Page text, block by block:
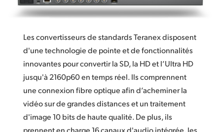
Technologie
Spécifications
China
Denmark
Finland
France
Germany
Hong Kong SAR, China
Les convertisseurs de standards Teranex disposent
d'une technologie de pointe et de fonctionnalités
innovantes pour convertir la SD, la HD et l’Ultra HD
jusqu'à 2160p60 en temps réel. Ils comprennent
une connexion fibre optique afin d’acheminer la
vidéo sur de grandes distances et un traitement
d'image 10 bits de haute qualité. De plus, ils